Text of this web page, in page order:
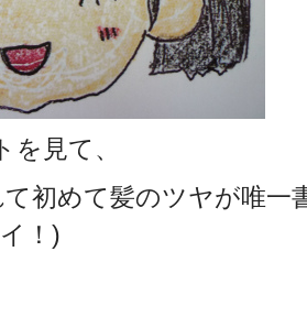
見て、
初めて髪のツヤが唯一
！)